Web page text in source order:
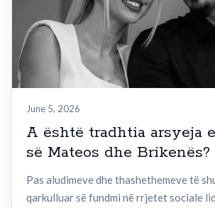
June 5, 2026
A është tradhtia arsyeja
së Mateos dhe Brikenës?
Pas aludimeve dhe thashethemeve të
qarkulluar së fundmi në rrjetet sociale